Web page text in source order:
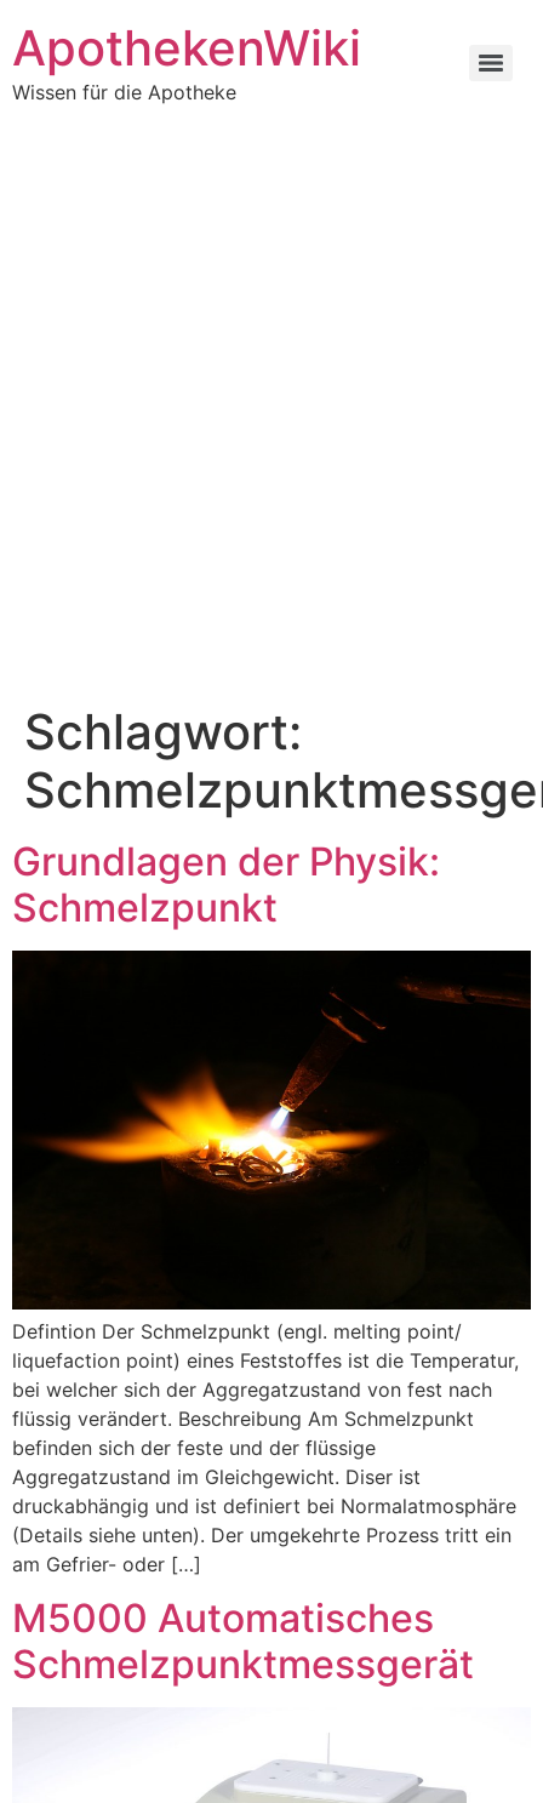
ApothekenWiki
Wissen für die Apotheke
Schlagwort:
Grundlagen der Physik:
Schmelzpunkt
Defintion Der Schmelzpunkt (engl. melting point/
liquefaction point) eines Feststoffes ist die Temperatur,
bei welcher sich der Aggregatzustand von fest nach
flüssig verändert. Beschreibung Am Schmelzpunkt
befinden sich der feste und der flüssige
Aggregatzustand im Gleichgewicht. Diser ist
druckabhängig und ist definiert bei Normalatmosphäre
(Details siehe unten). Der umgekehrte Prozess tritt ein
am Gefrier- oder […]
M5000 Automatisches
Schmelzpunktmessgerät